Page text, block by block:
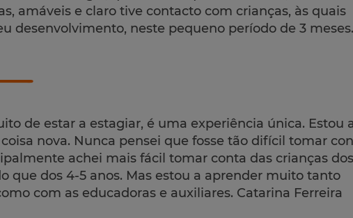
amáveis e claro tive contacto com crianças, às quais
desenvolvimento, neste pequeno período de 3 meses.
de estar a estagiar, é uma experiência única. Estou a
nova. Nunca pensei que fosse tão difícil tomar
achei mais fácil tomar conta das crianças dos
que dos 4-5 anos. Mas estou a aprender muito tanto
com as educadoras e auxiliares. Catarina Ferreira